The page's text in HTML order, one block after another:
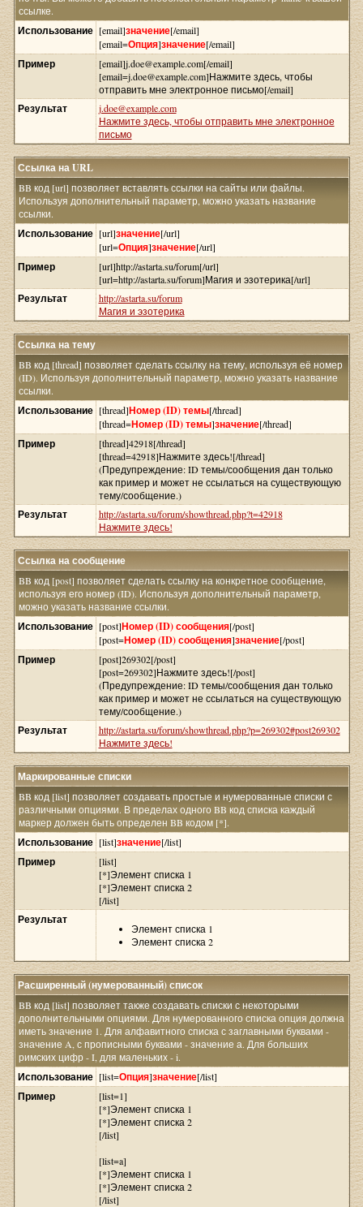
ссылке.
Использование [email]значение[/email]
[email=Опция]значение[/email]
Пример
[email]j.doe@example.com[/email]
[email=j.doe@example.com]Нажмите здесь, чтобы
отправить мне электронное письмо[/email]
Результат
j.doe@example.com
Нажмите здесь, чтобы отправить мне электронное
письмо
Ссылка на URL
BB код [url] позволяет вставлять ссылки на сайты или файлы.
Используя дополнительный параметр, можно указать название
ссылки.
Использование [url]значение[/url]
[url=Опция]значение[/url]
Пример
[url]http://astarta.su/forum[/url]
[url=http://astarta.su/forum]Магия и эзотерика[/url]
Результат
http://astarta.su/forum
Магия и эзотерика
Ссылка на тему
BB код [thread] позволяет сделать ссылку на тему, используя её номер
(ID). Используя дополнительный параметр, можно указать название
ссылки.
Использование [thread]Номер (ID) темы[/thread]
[thread=Номер (ID) темы]значение[/thread]
Пример
[thread]42918[/thread]
[thread=42918]Нажмите здесь![/thread]
(Предупреждение: ID темы/сообщения дан только
как пример и может не ссылаться на существующую
тему/сообщение.)
Результат
http://astarta.su/forum/showthread.php?t=42918
Нажмите здесь!
Ссылка на сообщение
BB код [post] позволяет сделать ссылку на конкретное сообщение,
используя его номер (ID). Используя дополнительный параметр,
можно указать название ссылки.
Использование [post]Номер (ID) сообщения[/post]
[post=Номер (ID) сообщения]значение[/post]
Пример
[post]269302[/post]
[post=269302]Нажмите здесь![/post]
(Предупреждение: ID темы/сообщения дан только
как пример и может не ссылаться на существующую
тему/сообщение.)
Результат
http://astarta.su/forum/showthread.php?p=269302#post269302
Нажмите здесь!
Маркированные списки
BB код [list] позволяет создавать простые и нумерованные списки с
различными опциями. В пределах одного BB код списка каждый
маркер должен быть определен BB кодом [*].
Использование [list]значение[/list]
Пример
[list]
[*]Элемент списка 1
[*]Элемент списка 2
[/list]
Результат
Элемент списка 1
Элемент списка 2
Расширенный (нумерованный) список
BB код [list] позволяет также создавать списки с некоторыми
дополнительными опциями. Для нумерованного списка опция должна
иметь значение 1. Для алфавитного списка с заглавными буквами -
значение A, с прописными буквами - значение а. Для больших
римских цифр - I, для маленьких - i.
Использование [list=Опция]значение[/list]
Пример
[list=1]
[*]Элемент списка 1
[*]Элемент списка 2
[/list]
[list=a]
[*]Элемент списка 1
[*]Элемент списка 2
[/list]